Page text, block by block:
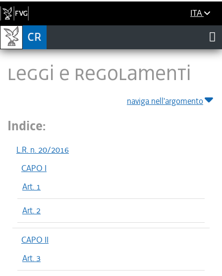
ITA
LEGGI E REGOLAMENTI
naviga nell'argomento
Indice:
L.R. n. 20/2016
CAPO I
Art. 1
Art. 2
CAPO II
Art. 3